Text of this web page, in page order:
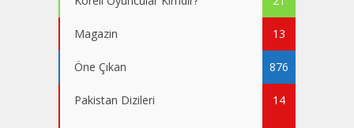
Magazin 13
Öne Çıkan 876
Pakistan Dizileri 14